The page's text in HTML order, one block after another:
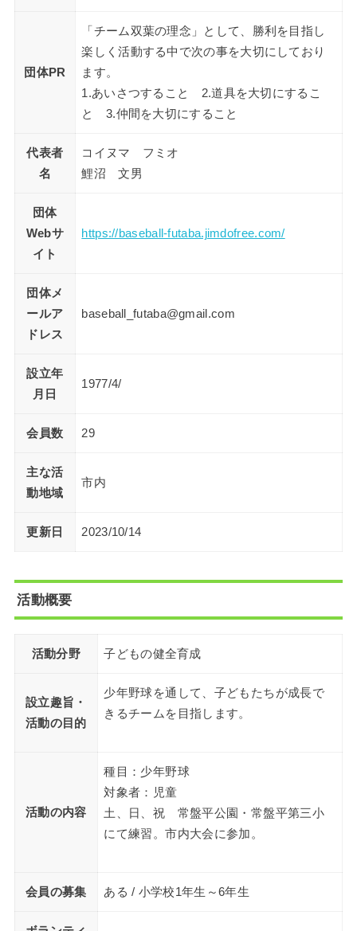
団体PR
「チーム双葉の理念」として、勝利を目指し
楽しく活動する中で次の事を大切にしており
ます。
1.あいさつすること 2.道具を大切にするこ
と 3.仲間を大切にすること
代表者
名
コイヌマ フミオ
鯉沼 文男
団体
Webサ
イト
https://baseball-futaba.jimdofree.com/
団体メ
ールア
ドレス
baseball_futaba@gmail.com
設立年
月日
1977/4/
会員数 29
主な活
動地域
市内
更新日 2023/10/14
活動概要
活動分野 子どもの健全育成
設立趣旨・
活動の目的
少年野球を通して、子どもたちが成長で
きるチームを目指します。
活動の内容
種目：少年野球
対象者：児童
土、日、祝 常盤平公園・常盤平第三小
にて練習。市内大会に参加。
会員の募集 ある / 小学校1年生～6年生